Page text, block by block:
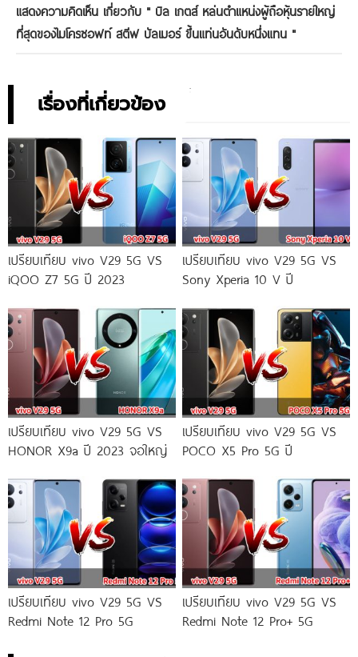
แสดงความคิดเห็น เกี่ยวกับ " บิล เกตส์ หล่นตำแหน่งผู้ถือหุ้นรายใหญ่
ที่สุดของไมโครซอฟท์ สตีฟ บัลเมอร์ ขึ้นแท่นอันดับหนึ่งแทน "
เรื่องที่เกี่ยวข้อง
เปรียบเทียบ vivo V29 5G VS
iQOO Z7 5G ปี 2023
เปรียบเทียบ vivo V29 5G VS
Sony Xperia 10 V ปี
เปรียบเทียบ vivo V29 5G VS
HONOR X9a ปี 2023 จอใหญ่
เปรียบเทียบ vivo V29 5G VS
POCO X5 Pro 5G ปี
เปรียบเทียบ vivo V29 5G VS
Redmi Note 12 Pro 5G
เปรียบเทียบ vivo V29 5G VS
Redmi Note 12 Pro+ 5G